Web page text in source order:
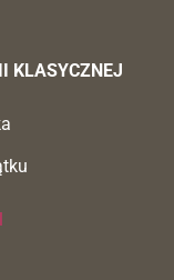
KLASYCZNEJ